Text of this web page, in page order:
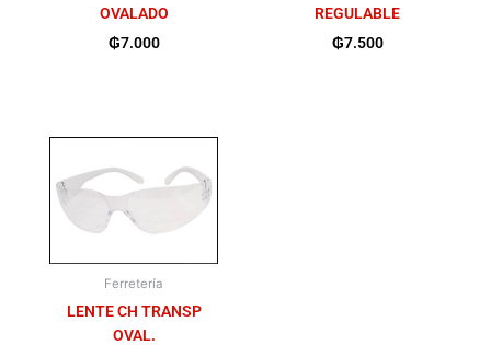
OVALADO
₲7.000
REGULABLE
₲7.500
Ferretería
LENTE CH TRANSP
OVAL.